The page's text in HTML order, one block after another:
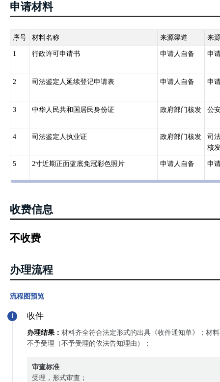
《司法鉴定人登记管理办法》（2005年9月29日 司法部令第96号）
册编制和名册公告；
第十条 省级司法行政机关可以委托下一级司法行政机关协助办理本
申请材料
序号 材料名称 来源渠道 来
1 行政许可申请书 申请人自备 申
2 司法鉴定人延续登记申请表 申请人自备 申
3 中华人民共和国居民身份证 政府部门核发 公
4 司法鉴定人执业证 政府部门核发
司
核
5 2寸近期正面蓝底免冠彩色照片 申请人自备 申
收费信息
不收费
办理流程
流程图预览
1 收件
办理结果： 材料齐全符合法定形式的出具《收件通知单》；材
不予受理（不予受理的依法告知理由）；
审查标准
受理，形式审查；